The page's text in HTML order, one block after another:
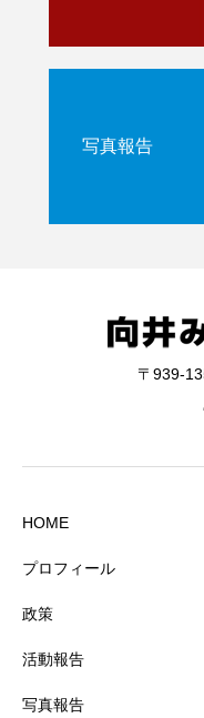
写真報告
〒939-
HOME
プロフィール
政策
活動報告
写真報告